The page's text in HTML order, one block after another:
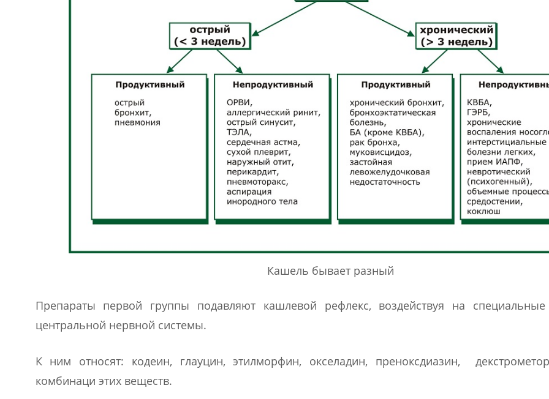
Кашель бывает разный
Препараты первой группы подавляют кашлевой рефлекс, воздействуя на
центральной нервной системы.
К ним относят: кодеин, глауцин, этилморфин, окселадин, преноксдиазин,
комбинаци этих веществ.